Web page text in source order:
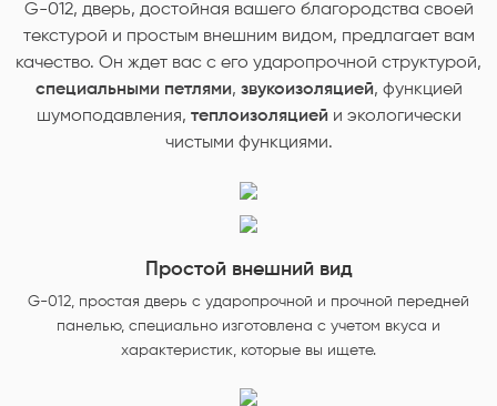
G-012, дверь, достойная вашего благородства своей
текстурой и простым внешним видом, предлагает вам
качество. Он ждет вас с его ударопрочной структурой,
специальными петлями, звукоизоляцией, функцией
шумоподавления, теплоизоляциейи экологически
чистыми функциями.
Простой внешний вид
G-012, простая дверь с ударопрочной и прочной передней
панелью, специально изготовлена ​​с учетом вкуса и
характеристик, которые вы ищете.